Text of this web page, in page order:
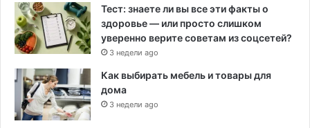
Тест: знаете ли вы все эти факты о
здоровье — или просто слишком
уверенно верите советам из соцсетей?
3 недели ago
Как выбирать мебель и товары для
дома
3 недели ago